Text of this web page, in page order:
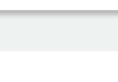
22.09.26FRA
925 €